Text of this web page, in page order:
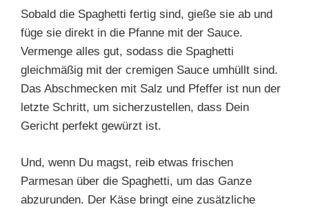
Sobald die Spaghetti fertig sind, gieße sie ab und
füge sie direkt in die Pfanne mit der Sauce.
Vermenge alles gut, sodass die Spaghetti
gleichmäßig mit der cremigen Sauce umhüllt sind.
Das Abschmecken mit Salz und Pfeffer ist nun der
letzte Schritt, um sicherzustellen, dass Dein
Gericht perfekt gewürzt ist.
Und, wenn Du magst, reib etwas frischen
Parmesan über die Spaghetti, um das Ganze
abzurunden. Der Käse bringt eine zusätzliche